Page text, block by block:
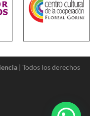
| Todos los derechos